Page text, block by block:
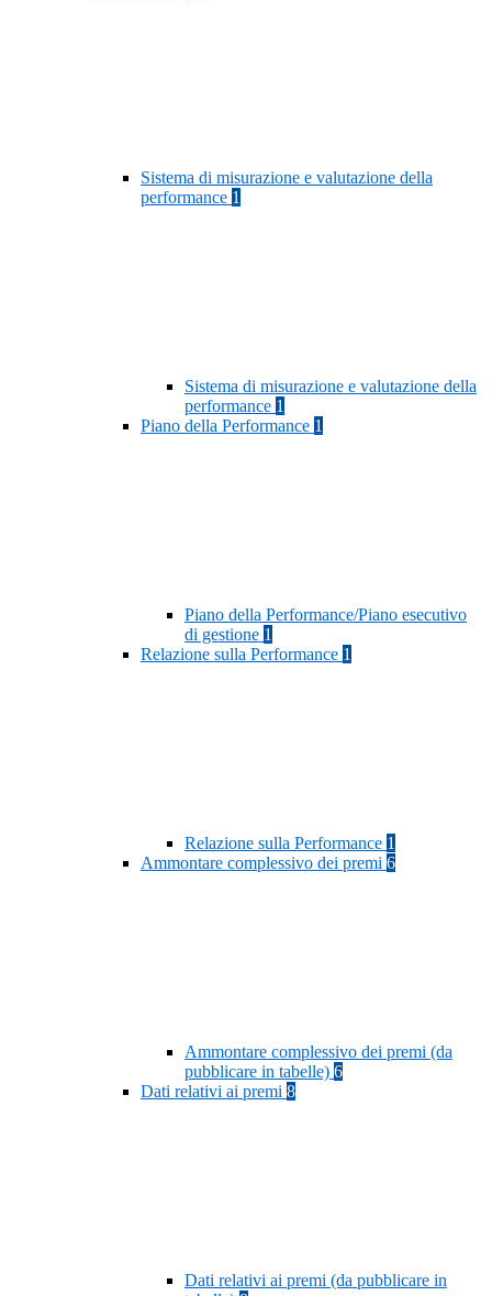
Sistema di misurazione e valutazione della
performance 1
Sistema di misurazione e valutazione della
performance 1
Piano della Performance 1
Piano della Performance/Piano esecutivo
di gestione 1
Relazione sulla Performance 1
Relazione sulla Performance 1
Ammontare complessivo dei premi 6
Ammontare complessivo dei premi (da
pubblicare in tabelle) 6
Dati relativi ai premi 8
Dati relativi ai premi (da pubblicare in